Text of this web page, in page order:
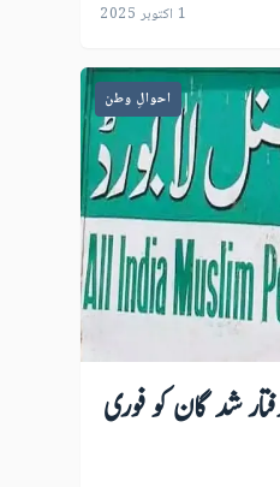
1 اکتوبر 2025
احوالِ وطن
شد گان کو فوری